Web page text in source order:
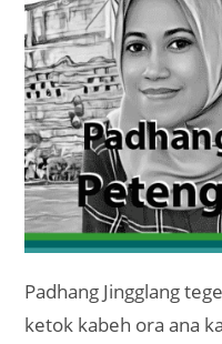
Padhang Jingglang
ketok kabeh ora ana